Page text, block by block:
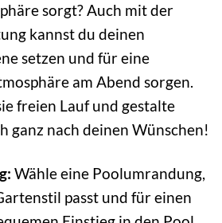
sorgt? Auch mit der
kannst du deinen
setzen und für eine
am Abend sorgen.
freien Lauf und gestalte
ganz nach deinen Wünschen!
Wähle eine Poolumrandung,
passt und für einen